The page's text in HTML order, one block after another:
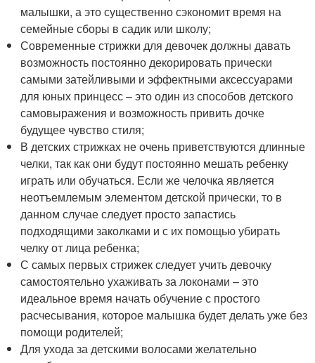
малышки, а это существенно сэкономит время на
семейные сборы в садик или школу;
Современные стрижки для девочек должны давать
возможность постоянно декорировать прически
самыми затейливыми и эффектными аксессуарами
для юных принцесс – это один из способов детского
самовыражения и возможность привить дочке
будущее чувство стиля;
В детских стрижках не очень приветствуются длинные
челки, так как они будут постоянно мешать ребенку
играть или обучаться. Если же челочка является
неотъемлемым элементом детской прически, то в
данном случае следует просто запастись
подходящими заколками и с их помощью убирать
челку от лица ребенка;
С самых первых стрижек следует учить девочку
самостоятельно ухаживать за локонами – это
идеальное время начать обучение с простого
расчесывания, которое малышка будет делать уже без
помощи родителей;
Для ухода за детскими волосами желательно